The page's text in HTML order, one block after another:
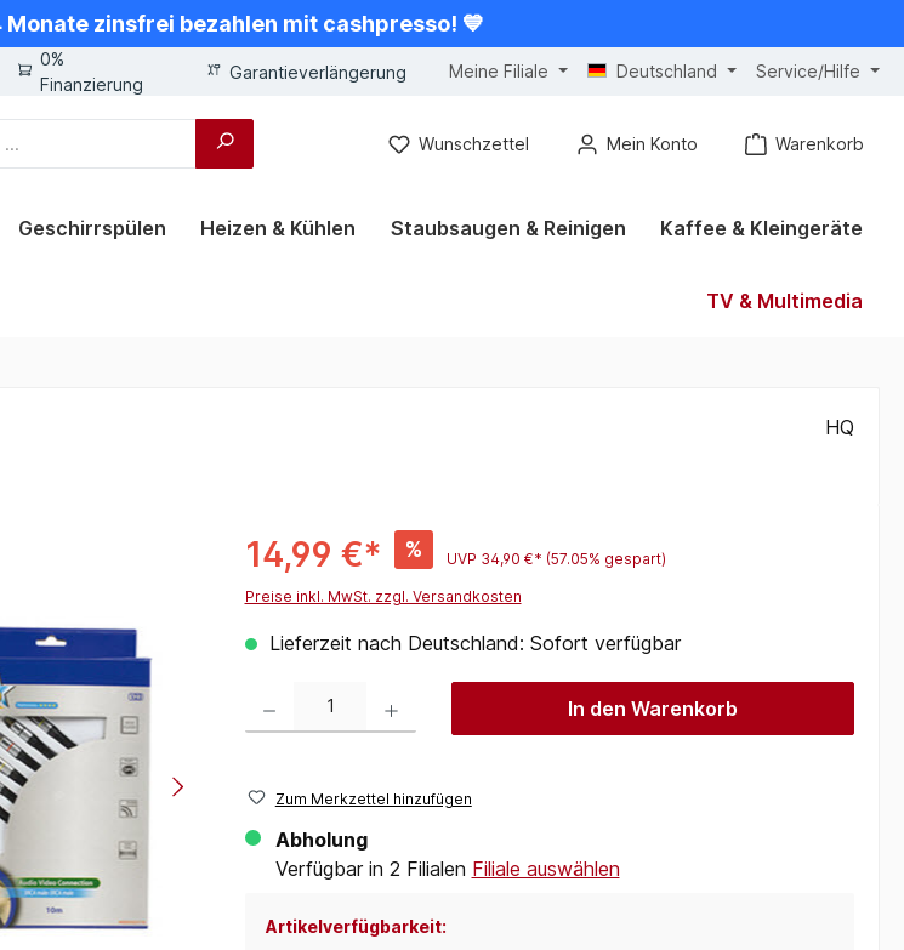
zinsfrei bezahlen mit cashpresso! 💙
0%
Finanzierung
Garantieverlängerung Meine Filiale Deutschland Service/Hilfe
Wunschzettel Mein Konto Warenkorb
Geschirrspülen Heizen & Kühlen Staubsaugen & Reinigen Kaffee & Kleingeräte
TV & Multimedia
HQ
14,99 €* % UVP 34,90 €* (57.05% gespart)
Preise inkl. MwSt. zzgl. Versandkosten
Lieferzeit nach Deutschland: Sofort verfügbar
In den Warenkorb
Zum Merkzettel hinzufügen
Abholung
Verfügbar in 2 Filialen Filiale auswählen
Artikelverfügbarkeit: